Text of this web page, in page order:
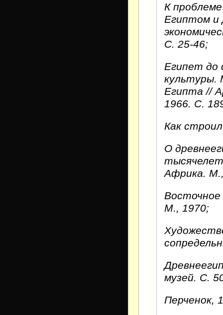
К
Египтом и
С. 25-46;
Египет до
культуры.
Египта //
1966. С.
Как
О
Африка.
Восточное
М., 1970;
музей. С.
Перченок,